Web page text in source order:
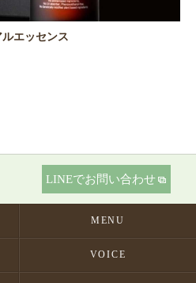
ルエッセンス
LINEでお問い合わせ
MENU
VOICE